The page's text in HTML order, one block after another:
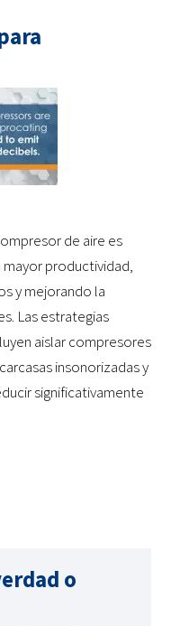
de aire es
mayor productividad,
y mejorando la
Las estrategias
aislar compresores
insonorizadas y
significativamente
o